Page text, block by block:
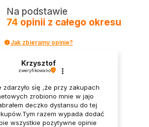
Na podstawie
74 opinii z całego okresu
Jak zbieramy opinie?
Krzysztof
zweryfikowano
zdarzyło sìę ,że przy zakupach
zrobiono mnie w jajo
deczko dystansu do tej
razem wypada dodać
wszystkie pozytywne opinie